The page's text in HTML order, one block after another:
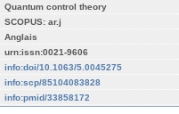
Quantum control theory
SCOPUS: ar.j
Anglais
urn:issn:0021-9606
info:doi/10.1063/5.0045275
info:scp/85104083828
info:pmid/33858172